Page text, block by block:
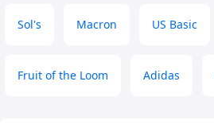
Sol's Macron US Basic
Fruit of the Loom Adidas